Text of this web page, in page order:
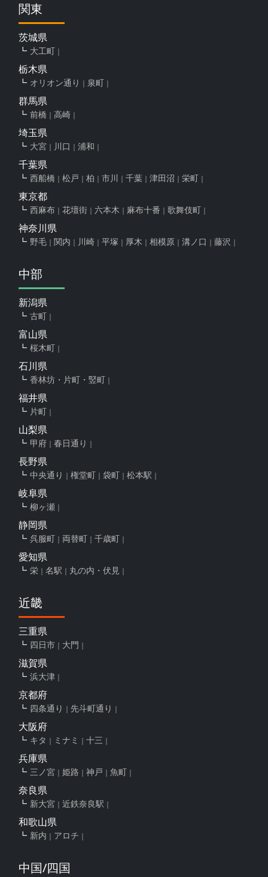
関東
茨城県
大工町
栃木県
オリオン通り 泉町
群馬県
前橋 高崎
埼玉県
大宮 川口 浦和
千葉県
西船橋 松戸 柏 市川 千葉 津田沼 栄町
東京都
西麻布 花壇街 六本木 麻布十番 歌舞伎町
神奈川県
野毛 関内 川崎 平塚 厚木 相模原 溝ノ口 藤沢
中部
新潟県
古町
富山県
桜木町
石川県
香林坊・片町・竪町
福井県
片町
山梨県
甲府 春日通り
長野県
中央通り 権堂町 袋町 松本駅
岐阜県
柳ヶ瀬
静岡県
呉服町 両替町 千歳町
愛知県
栄 名駅 丸の内・伏見
近畿
三重県
四日市 大門
滋賀県
浜大津
京都府
四条通り 先斗町通り
大阪府
キタ ミナミ 十三
兵庫県
三ノ宮 姫路 神戸 魚町
奈良県
新大宮 近鉄奈良駅
和歌山県
新内 アロチ
中国/四国